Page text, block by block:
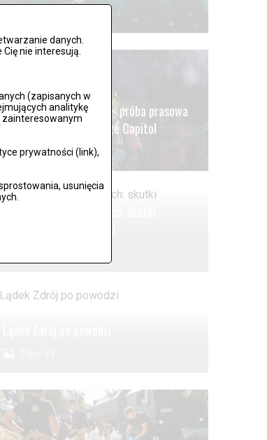
danych.
nie interesują.
(zapisanych w
analitykę
zainteresowanym
prywatności (link),
usunięcia
Wrocław: Romeo i Julia - próba prasowa
we wrocławskim Teatrze Capitol
Zdjęć: 26